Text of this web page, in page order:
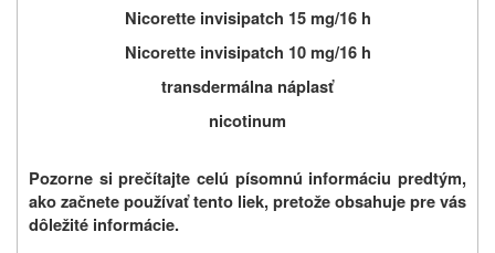
Nicorette invisipatch 15 mg/16 h
Nicorette invisipatch 10 mg/16 h
transdermálna náplasť
nicotinum
Pozorne si prečítajte celú písomnú informáciu predtým,
ako začnete používať tento liek, pretože obsahuje pre vás
dôležité informácie.